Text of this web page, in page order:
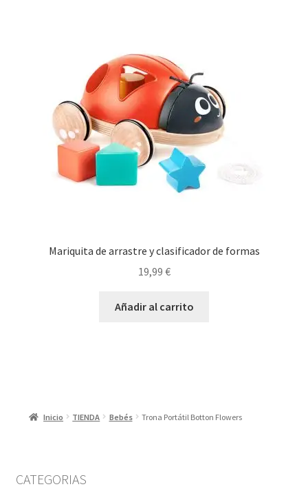
Mariquita de arrastre y clasificador de formas
19,99 €
Añadir al carrito
Inicio TIENDA Bebés Trona Portátil Botton Flowers
CATEGORIAS